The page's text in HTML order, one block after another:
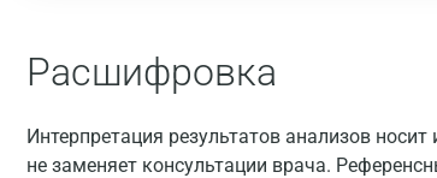
Расшифровка
Интерпретация результатов анализов
не заменяет консультации врача.